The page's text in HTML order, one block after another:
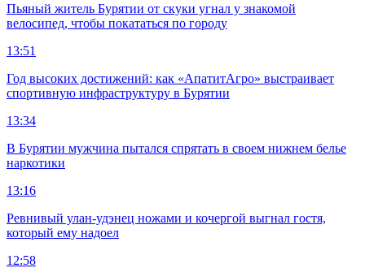
Пьяный житель Бурятии от скуки угнал у знакомой
велосипед, чтобы покататься по городу
13:51
Год высоких достижений: как «АпатитАгро» выстраивает
спортивную инфраструктуру в Бурятии
13:34
В Бурятии мужчина пытался спрятать в своем нижнем белье
наркотики
13:16
Ревнивый улан-удэнец ножами и кочергой выгнал гостя,
который ему надоел
12:58